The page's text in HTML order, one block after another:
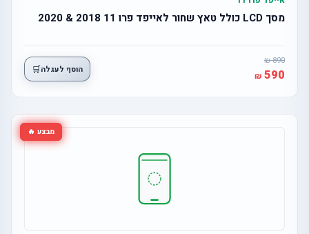
מסך LCD כולל טאץ שחור לאייפד פרו 11 2018 & 2020
890
590 הוסף לעגלה🛒
מבצע 🔥